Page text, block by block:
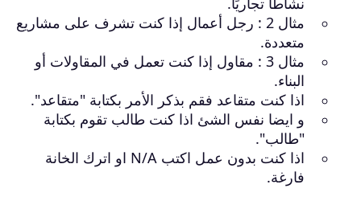
مثال 2 : رجل أعمال إذا كنت تشرف على مشاريع
متعددة.
مثال 3 : مقاول إذا كنت تعمل في المقاولات أو
البناء.
اذا كنت متقاعد فقم بذكر الأمر بكتابة "متقاعد"
.
و ايضا نفس الشئ اذا كنت طالب تقوم بكتابة
"طالب"
.
اذا كنت بدون عمل اكتب N/A او اترك الخانة
فارغة.